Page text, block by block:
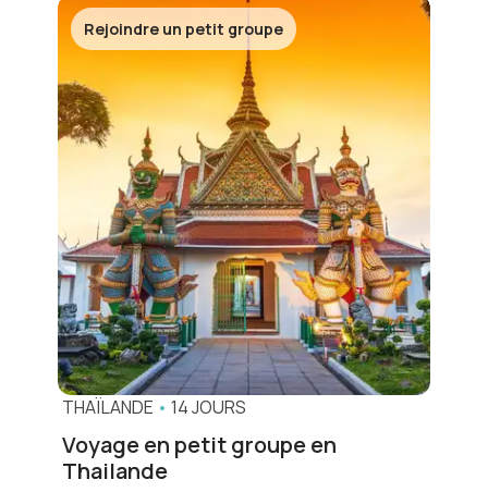
Rejoindre un petit groupe
THAÏLANDE • 14 JOURS
Voyage en petit groupe en
Thailande